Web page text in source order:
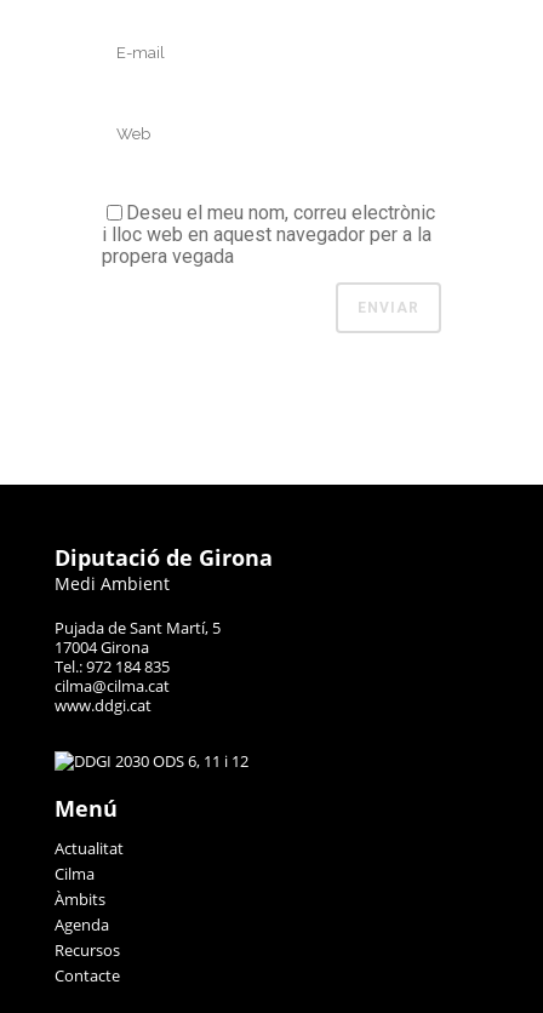
Deseu el meu nom, correu electrònic
i lloc web en aquest navegador per a la
propera vegada
Diputació de Girona
Medi Ambient
Pujada de Sant Martí, 5
17004 Girona
Tel.: 972 184 835
cilma@cilma.cat
www.ddgi.cat
Menú
Actualitat
Cilma
Àmbits
Agenda
Recursos
Contacte